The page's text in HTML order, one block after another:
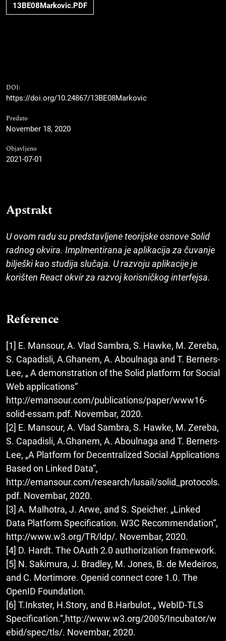
13BE08Markovic.PDF
DOI:
https://doi.org/10.24867/13BE08Markovic
Predato
November 18, 2020
Objavljeno
2021-07-01
Apstrakt
U ovom radu su predstavljene teorijske osnove Solid
radnog okvira. Implmentirana je aplikacija za čuvanje
bilješki kao studija slučaja. U razvoju aplikacije je
korišten React okvir za razvoj korisničkog interfejsa.
Reference
[1] E. Mansour, A. Vlad Sambra, S. Hawke, M. Zereba,
S. Capadisli, A.Ghanem, A. Aboulnaga and T. Berners-
Lee, „ A demonstration of the Solid platform for Social
Web applications“
http://emansour.com/publications/paper/www16-
solid-essam.pdf. Novembar, 2020.
[2] E. Mansour, A. Vlad Sambra, S. Hawke, M. Zereba,
S. Capadisli, A.Ghanem, A. Aboulnaga and T. Berners-
Lee, „A Platform for Decentralized Social Applications
Based on Linked Data”,
http://emansour.com/research/lusail/solid_protocols.
pdf. Novembar, 2020.
[3] A. Malhotra, J. Arwe, and S. Speicher. „Linked
Data Platform Specification. W3C Recommendation“,
http://www.w3.org/TR/ldp/. Novembar, 2020.
[4] D. Hardt. The OAuth 2.0 authorization framework.
[5] N. Sakimura, J. Bradley, M. Jones, B. de Medeiros,
and C. Mortimore. Openid connect core 1.0. The
OpenID Foundation.
[6] T.Inkster, H.Story, and B.Harbulot.„ WebID-TLS
Specification.“,http://www.w3.org/2005/Incubator/w
ebid/spec/tls/. Novembar, 2020.